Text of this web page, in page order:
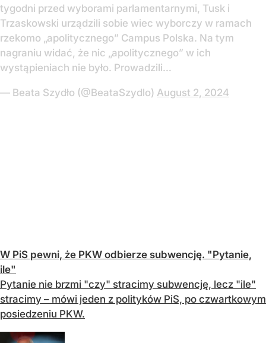
tygodni przed wyborami parlamentarnymi, Tusk i
Trzaskowski urządzili sobie wiec wyborczy w ramach
rzekomo „apolitycznego” Campus Polska. Na tym
nagraniu widać, że nic „apolitycznego” w ich
wystąpieniach nie było. Prowadzili…
— Beata Szydło (@BeataSzydlo) August 2, 2024
W PiS pewni, że PKW odbierze subwencję. "Pytanie,
ile"
Pytanie nie brzmi "czy" stracimy subwencję, lecz "ile"
stracimy – mówi jeden z polityków PiS, po czwartkowym
posiedzeniu PKW.